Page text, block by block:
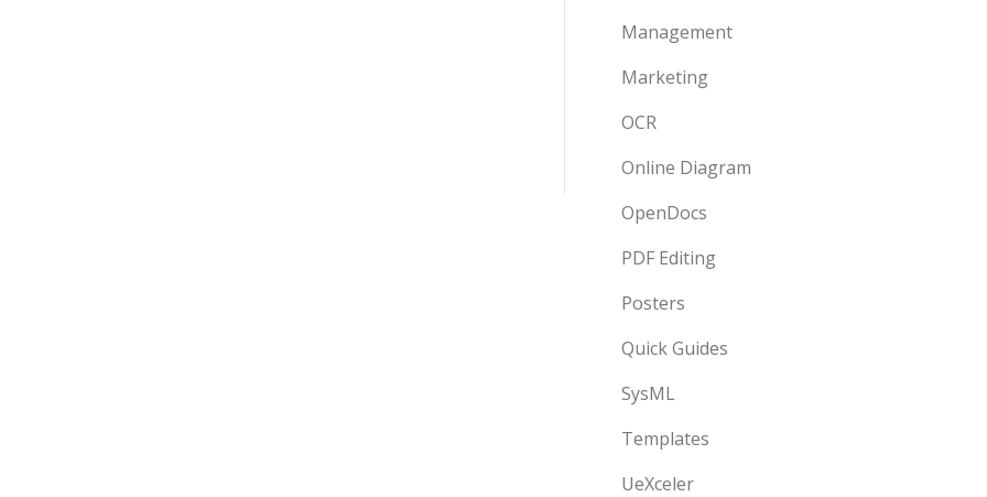
Management
Marketing
OCR
Online Diagram
OpenDocs
PDF Editing
Posters
Quick Guides
SysML
Templates
UeXceler